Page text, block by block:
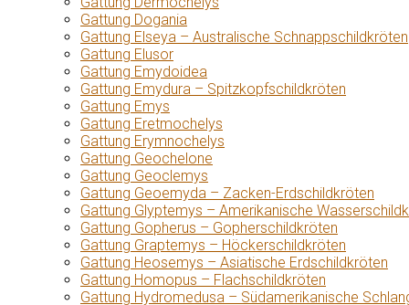
Gattung Dogania
Gattung Elseya – Australische Schnappschildkröten
Gattung Elusor
Gattung Emydoidea
Gattung Emydura – Spitzkopfschildkröten
Gattung Emys
Gattung Eretmochelys
Gattung Erymnochelys
Gattung Geochelone
Gattung Geoclemys
Gattung Geoemyda – Zacken-Erdschildkröten
Gattung Glyptemys – Amerikanische
Gattung Gopherus – Gopherschildkröten
Gattung Graptemys – Höckerschildkröten
Gattung Heosemys – Asiatische Erdschildkröten
Gattung Homopus – Flachschildkröten
Gattung Hydromedusa – Südamerikanische